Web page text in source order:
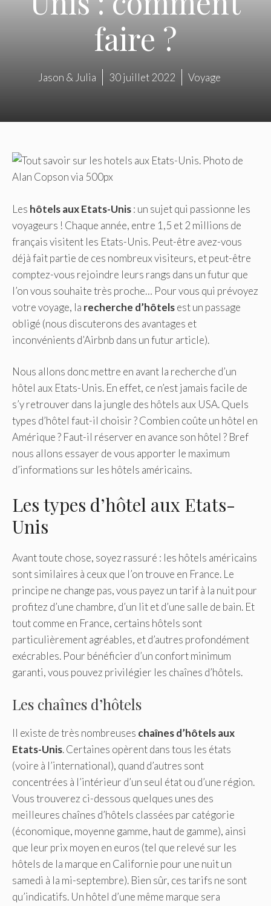
faire ?
Jason & Julia 30 juillet 2022 Voyage
Les hôtels aux Etats-Unis: un sujet qui passionne les
voyageurs ! Chaque année, entre 1,5 et 2 millions de
français visitent les Etats-Unis. Peut-être avez-vous
déjà fait partie de ces nombreux visiteurs, et peut-être
comptez-vous rejoindre leurs rangs dans un futur que
l’on vous souhaite très proche… Pour vous qui prévoyez
votre voyage, la recherche d’hôtelsest un passage
obligé (nous discuterons des avantages et
inconvénients d’Airbnb dans un futur article).
Nous allons donc mettre en avant la recherche d’un
hôtel aux Etats-Unis. En effet, ce n’est jamais facile de
s’y retrouver dans la jungle des hôtels aux USA. Quels
types d’hôtel faut-il choisir ? Combien coûte un hôtel en
Amérique ? Faut-il réserver en avance son hôtel ? Bref
nous allons essayer de vous apporter le maximum
d’informations sur les hôtels américains.
Les types d’hôtel aux Etats-
Unis
Avant toute chose, soyez rassuré : les hôtels américains
sont similaires à ceux que l’on trouve en France. Le
principe ne change pas, vous payez un tarif à la nuit pour
profitez d’une chambre, d’un lit et d’une salle de bain. Et
tout comme en France, certains hôtels sont
particulièrement agréables, et d’autres profondément
exécrables. Pour bénéficier d’un confort minimum
garanti, vous pouvez privilégier les chaînes d’hôtels.
Les chaînes d’hôtels
Il existe de très nombreuses chaînes d’hôtels aux
Etats-Unis. Certaines opèrent dans tous les états
(voire à l’international), quand d’autres sont
concentrées à l’intérieur d’un seul état ou d’une région.
Vous trouverez ci-dessous quelques unes des
meilleures chaînes d’hôtels classées par catégorie
(économique, moyenne gamme, haut de gamme), ainsi
que leur prix moyen en euros (tel que relevé sur les
hôtels de la marque en Californie pour une nuit un
samedi à la mi-septembre). Bien sûr, ces tarifs ne sont
qu’indicatifs. Un hôtel d’une même marque sera